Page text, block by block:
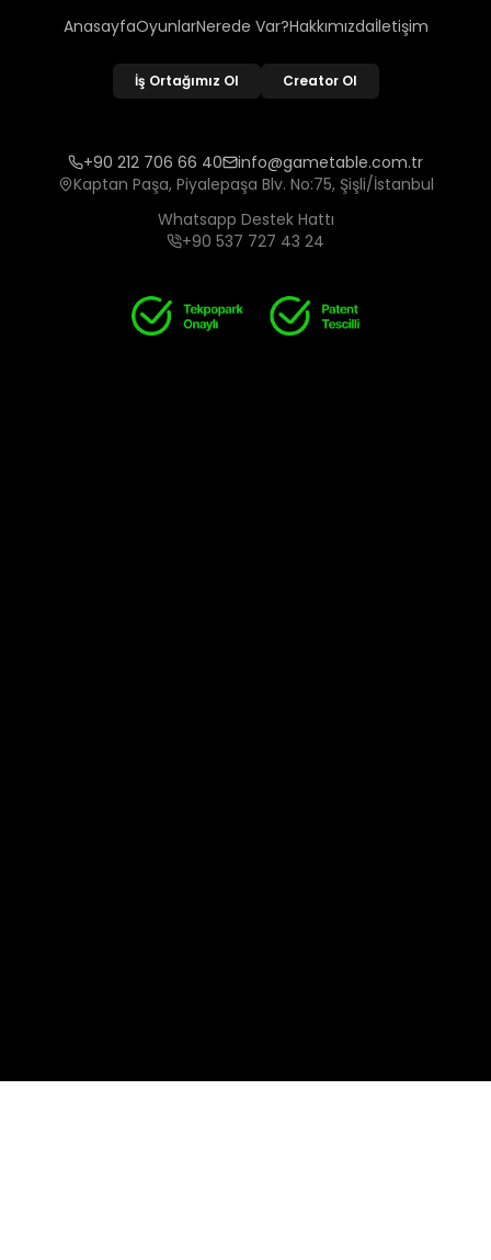
AnasayfaOyunlarNerede Var?Hakkımızdaİletişim
İş Ortağımız Ol Creator Ol
+90 212 706 66 40
info@gametable.com.tr
Kaptan Paşa, Piyalepaşa Blv. No:75, Şişli/İstanbul
Whatsapp Destek Hattı
+90 537 727 43 24